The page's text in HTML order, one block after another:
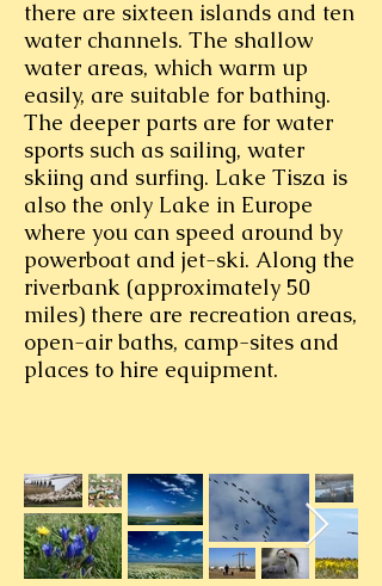
there are sixteen islands and ten
water channels. The shallow
water areas, which warm up
easily, are suitable for bathing.
The deeper parts are for water
sports such as sailing, water
skiing and surfing. Lake Tisza is
also the only Lake in Europe
where you can speed around by
powerboat and jet-ski. Along the
riverbank (approximately 50
miles) there are recreation areas,
open-air baths, camp-sites and
places to hire equipment.